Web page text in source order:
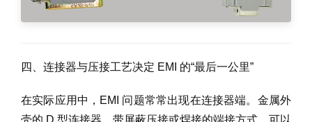
四、连接器与压接工艺决定 EMI 的“最后一公里”
在实际应用中，EMI 问题常常出现在连接器端。金属外